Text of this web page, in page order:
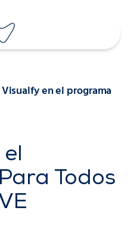
Visualfy en el programa
Todos